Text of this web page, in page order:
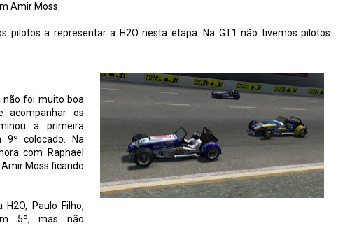
Amir Moss.
pilotos a representar a H2O nesta etapa. Na GT1 não tivemos pilotos
não foi muito boa
acompanhar os
a primeira
colocado. Na
com Raphael
Moss ficando
Paulo Filho,
5º, mas não